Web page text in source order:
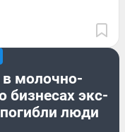
в молочно-
бизнесах экс-
люди